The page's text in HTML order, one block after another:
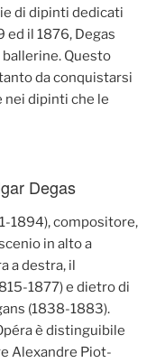
di dipinti dedicati
ed il 1876, Degas
Questo
da conquistarsi
nei dipinti che le
Degas
1894), compositore,
in alto a
a destra, il
1877) e dietro di
(1838-1883).
è distinguibile
Alexandre Piot-